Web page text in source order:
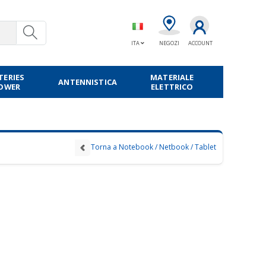
ITA NEGOZI ACCOUNT
ANTENNISTICA
MATERIALE
ELETTRICO
Torna a Notebook / Netbook / Tablet